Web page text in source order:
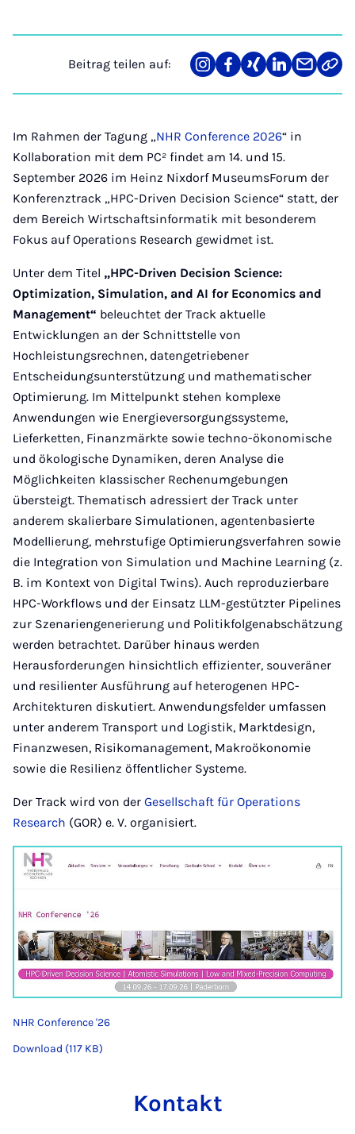
Beitrag teilen auf:
Teilen
auf
Teilen
auf
Teilen
auf
Teilen
auf
Teilen
über
Link
Im Rahmen der Tagung „NHR Conference 2026“ in
Kollaboration mit dem PC² findet am 14. und 15.
September 2026 im Heinz Nixdorf MuseumsForum der
Konferenztrack „HPC-Driven Decision Science“ statt, der
dem Bereich Wirtschaftsinformatik mit besonderem
Fokus auf Operations Research gewidmet ist.
Unter dem Titel „HPC-Driven Decision Science:
Optimization, Simulation, and AI for Economics and
Management“ beleuchtet der Track aktuelle
Entwicklungen an der Schnittstelle von
Hochleistungsrechnen, datengetriebener
Entscheidungsunterstützung und mathematischer
Optimierung. Im Mittelpunkt stehen komplexe
Anwendungen wie Energieversorgungssysteme,
Lieferketten, Finanzmärkte sowie techno-ökonomische
und ökologische Dynamiken, deren Analyse die
Möglichkeiten klassischer Rechenumgebungen
übersteigt. Thematisch adressiert der Track unter
anderem skalierbare Simulationen, agentenbasierte
Modellierung, mehrstufige Optimierungsverfahren sowie
die Integration von Simulation und Machine Learning (z.
B. im Kontext von Digital Twins). Auch reproduzierbare
HPC-Workflows und der Einsatz LLM-gestützter Pipelines
zur Szenariengenerierung und Politikfolgenabschätzung
werden betrachtet. Darüber hinaus werden
Herausforderungen hinsichtlich effizienter, souveräner
und resilienter Ausführung auf heterogenen HPC-
Architekturen diskutiert. Anwendungsfelder umfassen
unter anderem Transport und Logistik, Marktdesign,
Finanzwesen, Risikomanagement, Makroökonomie
sowie die Resilienz öffentlicher Systeme.
Der Track wird von der Gesellschaft für Operations
Research (GOR) e. V. organisiert.
NHR Conference '26
Download (117 KB)
Kontakt